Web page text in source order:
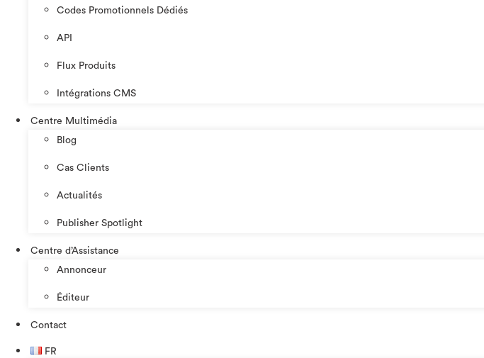
Codes Promotionnels Dédiés
API
Flux Produits
Intégrations CMS
Centre Multimédia
Blog
Cas Clients
Actualités
Publisher Spotlight
Centre d’Assistance
Annonceur
Éditeur
Contact
FR